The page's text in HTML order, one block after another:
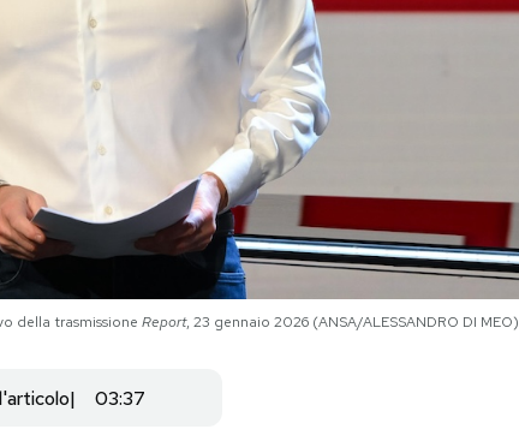
della trasmissione Report, 23 gennaio 2026 (ANSA/ALESSANDRO DI MEO)
03:37